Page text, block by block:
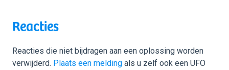
Reacties
Reacties die niet bijdragen aan een oplossing worden
verwijderd. Plaats een melding als u zelf ook een UFO